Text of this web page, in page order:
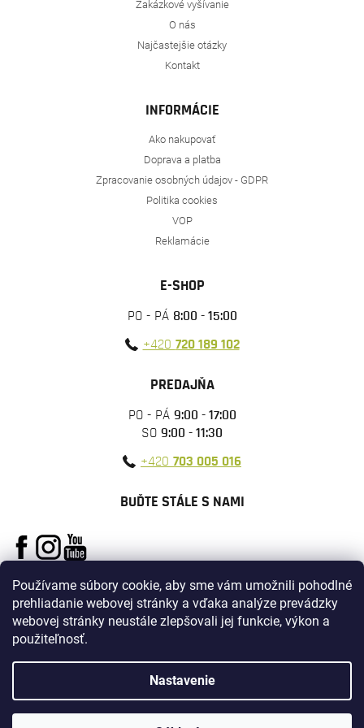
Používame súbory cookie, aby sme vám umožnili pohodlné
prehliadanie webovej stránky a vďaka analýze prevádzky
webovej stránky neustále zlepšovali jej funkcie, výkon a
použiteľnosť.
Nastavenie
Zakázkové vyšívanie
O nás
Najčastejšie otázky
Kontakt
INFORMÁCIE
Ako nakupovať
Doprava a platba
Zpracovanie osobných údajov - GDPR
Politika cookies
VOP
Reklamácie
E-SHOP
PO - PÁ 8:00 - 15:00
+420 720 189 102
PREDAJŇA
PO - PÁ 9:00 - 17:00
SO 9:00 - 11:30
+420 703 005 016
BUĎTE STÁLE S NAMI
Vytvoril Shoptet